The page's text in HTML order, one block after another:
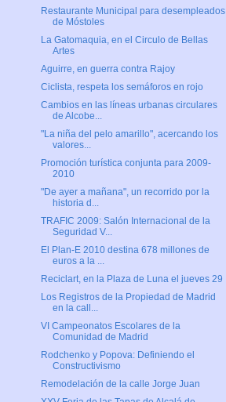
Restaurante Municipal para desempleados
de Móstoles
La Gatomaquia, en el Circulo de Bellas
Artes
Aguirre, en guerra contra Rajoy
Ciclista, respeta los semáforos en rojo
Cambios en las líneas urbanas circulares
de Alcobe...
"La niña del pelo amarillo", acercando los
valores...
Promoción turística conjunta para 2009-
2010
"De ayer a mañana", un recorrido por la
historia d...
TRAFIC 2009: Salón Internacional de la
Seguridad V...
El Plan-E 2010 destina 678 millones de
euros a la ...
Reciclart, en la Plaza de Luna el jueves 29
Los Registros de la Propiedad de Madrid
en la call...
VI Campeonatos Escolares de la
Comunidad de Madrid
Rodchenko y Popova: Definiendo el
Constructivismo
Remodelación de la calle Jorge Juan